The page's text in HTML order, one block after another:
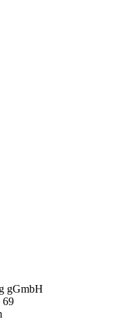
gGmbH
69